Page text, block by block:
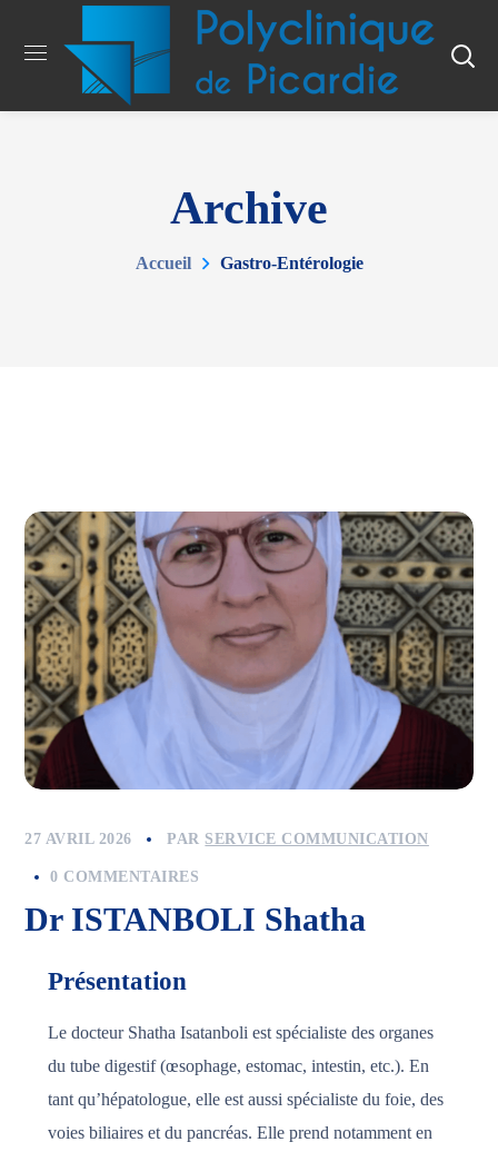
Archive
Accueil Gastro-Entérologie
27 AVRIL 2026 PAR SERVICE COMMUNICATION
0 COMMENTAIRES
Dr ISTANBOLI Shatha
Présentation
Le docteur Shatha Isatanboli est spécialiste des organes
du tube digestif (œsophage, estomac, intestin, etc.). En
tant qu’hépatologue, elle est aussi spécialiste du foie, des
voies biliaires et du pancréas. Elle prend notamment en